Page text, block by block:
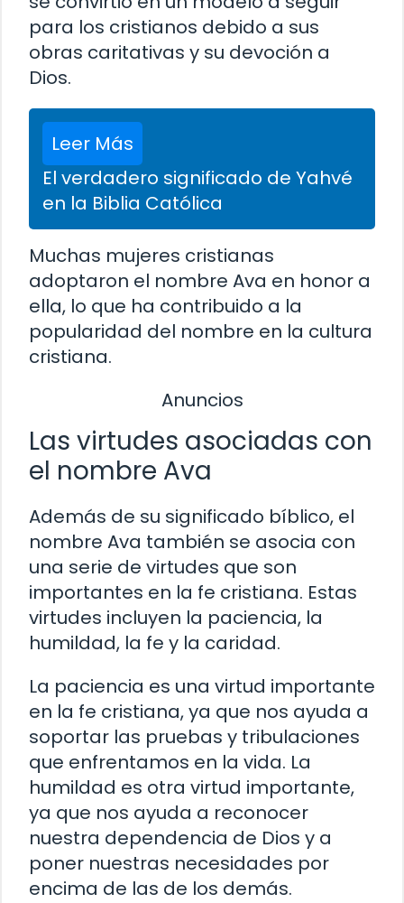
para los cristianos debido a sus
obras caritativas y su devoción a
Dios.
Leer Más
El verdadero significado de Yahvé
en la Biblia Católica
Muchas mujeres cristianas
adoptaron el nombre Ava en honor a
ella, lo que ha contribuido a la
popularidad del nombre en la cultura
cristiana.
Anuncios
Las virtudes asociadas con
el nombre Ava
Además de su significado bíblico, el
nombre Ava también se asocia con
una serie de virtudes que son
importantes en la fe cristiana. Estas
virtudes incluyen la paciencia, la
humildad, la fe y la caridad.
La paciencia es una virtud importante
en la fe cristiana, ya que nos ayuda a
soportar las pruebas y tribulaciones
que enfrentamos en la vida. La
humildad es otra virtud importante,
ya que nos ayuda a reconocer
nuestra dependencia de Dios y a
poner nuestras necesidades por
encima de las de los demás.